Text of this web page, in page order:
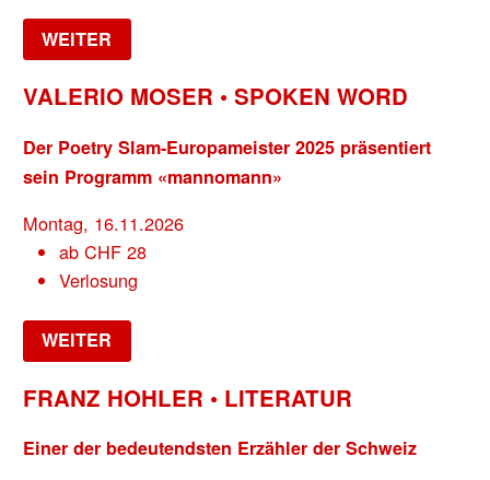
WEITER
VALERIO MOSER • SPOKEN WORD
Der Poetry Slam-Europameister 2025 präsentiert
sein Programm «mannomann»
Montag, 16.11.2026
ab CHF28
Verlosung
WEITER
FRANZ HOHLER • LITERATUR
Einer der bedeutendsten Erzähler der Schweiz